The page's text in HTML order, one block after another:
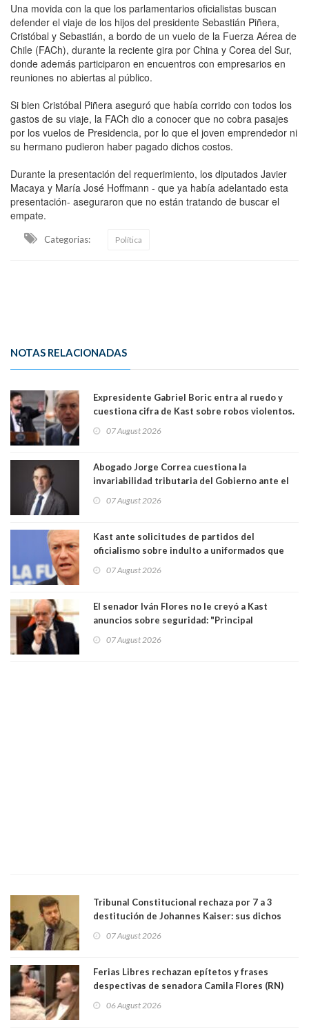
Una movida con la que los parlamentarios oficialistas buscan
defender el viaje de los hijos del presidente Sebastián Piñera,
Cristóbal y Sebastián, a bordo de un vuelo de la Fuerza Aérea de
Chile (FACh), durante la reciente gira por China y Corea del Sur,
donde además participaron en encuentros con empresarios en
reuniones no abiertas al público.
Si bien Cristóbal Piñera aseguró que había corrido con todos los
gastos de su viaje, la FACh dio a conocer que no cobra pasajes
por los vuelos de Presidencia, por lo que el joven emprendedor ni
su hermano pudieron haber pagado dichos costos.
Durante la presentación del requerimiento, los diputados Javier
Macaya y María José Hoffmann - que ya había adelantado esta
presentación- aseguraron que no están tratando de buscar el
empate.
Categorias: Política
NOTAS RELACIONADAS
Expresidente Gabriel Boric entra al ruedo y
cuestiona cifra de Kast sobre robos violentos.
07 August 2026
Abogado Jorge Correa cuestiona la
invariabilidad tributaria del Gobierno ante el
democracia” y "defendemos la alternancia en el
07 August 2026
Kast ante solicitudes de partidos del
oficialismo sobre indulto a uniformados que
07 August 2026
El senador Iván Flores no le creyó a Kast
anuncios sobre seguridad: "Principal
perseguir ruta del dinero y levantar secreto
07 August 2026
Tribunal Constitucional rechaza por 7 a 3
destitución de Johannes Kaiser: sus dichos
justicia constitucional porque no es diputado
07 August 2026
Ferias Libres rechazan epítetos y frases
despectivas de senadora Camila Flores (RN)
06 August 2026